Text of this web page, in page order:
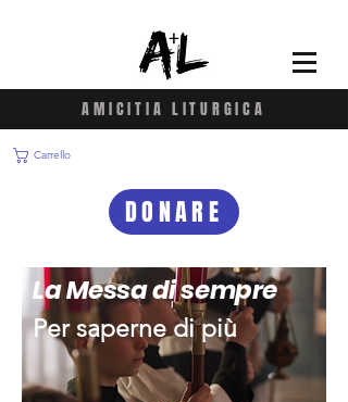
AMICITIA LITURGICA
Carrello
DONARE
La Messa di sempre
Per saperne di più